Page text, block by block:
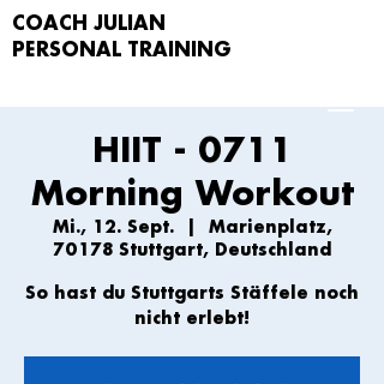
COACH JULIAN
PERSONAL TRAIN
ING
HIIT - 0711
Morning Workout
Mi., 12. Sept.
  |
Marienplatz,
70178 Stuttgart, Deutschland
So hast du Stuttgarts Stäffele noch
nicht erlebt!